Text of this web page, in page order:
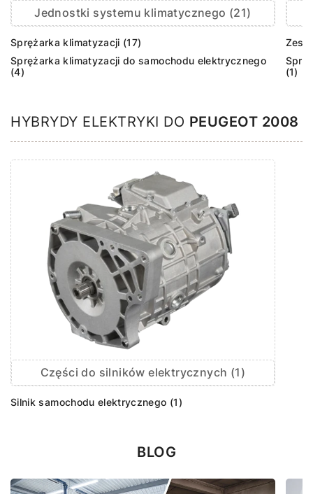
Jednostki systemu klimatycznego (21)
Sprężarka klimatyzacji (17)
Sprężarka klimatyzacji do samochodu elektrycznego
(4)
(1)
HYBRYDY ELEKTRYKI DO PEUGEOT 2008
Części do silników elektrycznych (1)
Silnik samochodu elektrycznego (1)
BLOG